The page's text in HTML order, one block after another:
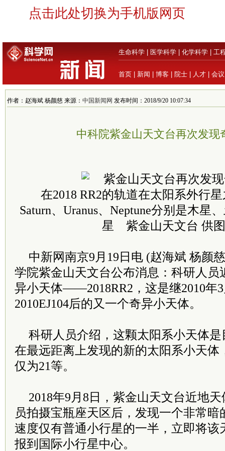
点击此处切换为手机版网页
生命科学 医学科学 化学科学 工
首页 新闻 博客 院士 人才 会议
作者：赵海斌 杨颜慈 来源： 中国新闻网 发布时间：2018/9/20 10:07:34
中科院紫金山天文台再次发现
在2018 RR2的轨道在太阳系外行
Saturn、Uranus、Neptune分别是木星
星 紫金山天文台 供
中新网南京9月19日电 (赵海斌 杨颜
学院紫金山天文台公布消息：科研人员
异小天体——2018RR2，这是继2010年
2010EJ104后的又一个奇异小天体。
科研人员介绍，这颗太阳系小天体
在最远距离上发现的新的太阳系小天体
仅为21等。
2018年9月8日，紫金山天文台近地
员拍摄宝瓶座天区后，发现一个非常暗
速度仅有普通小行星的一半，立即将该
报到国际小行星中心。